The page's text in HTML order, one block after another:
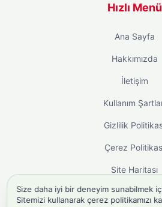
Hızlı Menü
Ana Sayfa
Hakkımızda
İletişim
Kullanım
Gizlilik
Çerez
Site Haritası
Size daha iyi bir deneyim sunabilmek
Sitemizi kullanarak çerez politikamızı